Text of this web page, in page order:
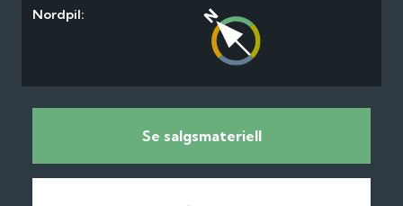
Nordpil:
Se salgsmateriell